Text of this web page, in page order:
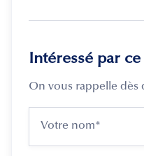
Intéressé par
On vous rappelle dès